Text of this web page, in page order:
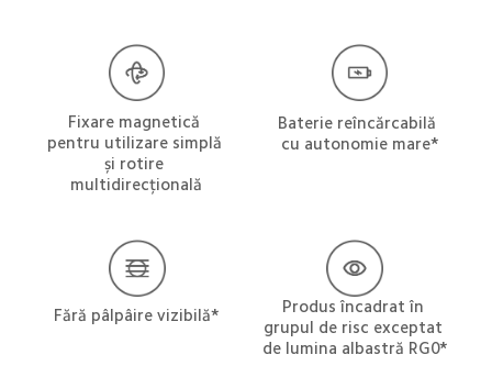
Fixare magnetică
pentru utilizare simplă
și rotire
multidirecțională
Baterie reîncărcabilă
cu autonomie mare*
Fără pâlpâire vizibilă*
Produs încadrat în
grupul de risc exceptat
de lumina albastră RG0*